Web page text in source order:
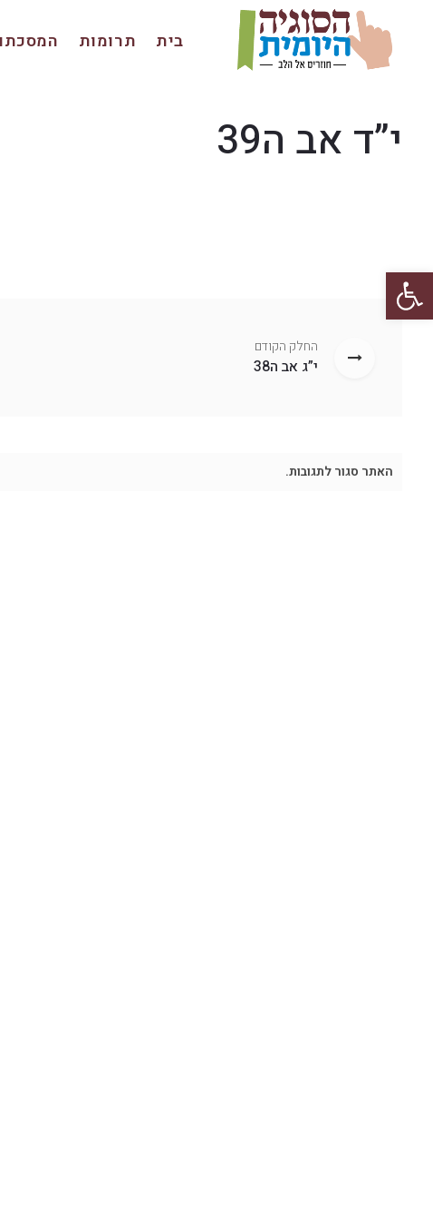
פתח סרגל נגישות
בית תרומות
י”ד אב ה39
החלק הקודם
י”ג אב ה38
האתר סגור לתגובות.